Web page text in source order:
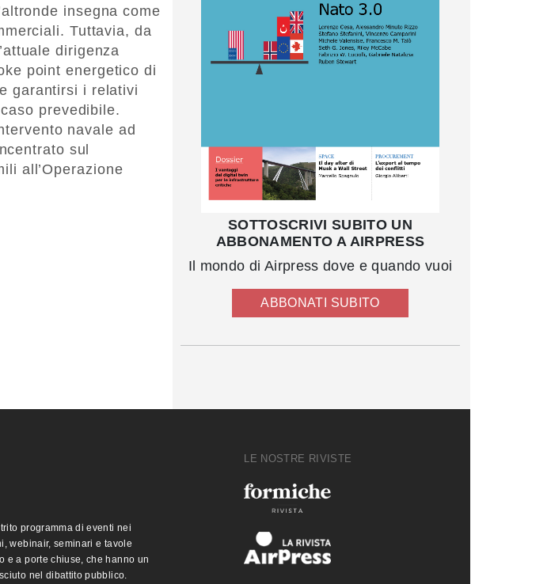
insegna come
Tuttavia, da
dirigenza
point energetico di
garantirsi i relativi
prevedibile.
navale ad
sul
all’Operazione
SOTTOSCRIVI SUBITO UN
ABBONAMENTO A AIRPRESS
Il mondo di Airpress dove e quando vuoi
ABBONATI SUBITO
programma di eventi nei
webinair, seminari e tavole
e a porte chiuse, che hanno un
nel dibattito pubblico.
LE NOSTRE RIVISTE